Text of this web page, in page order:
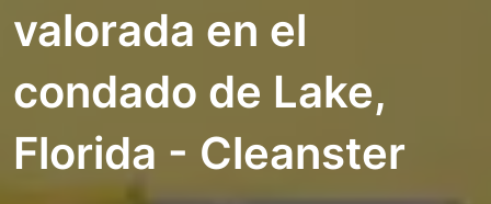
valorada en el
condado de Lake,
Florida - Cleanster